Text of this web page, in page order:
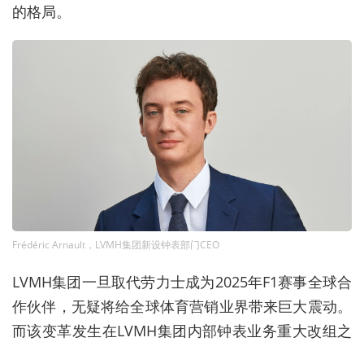
的格局。
Frédéric Arnault，LVMH集团新设钟表部门CEO
LVMH集团一旦取代劳力士成为2025年F1赛事全球合
作伙伴，无疑将给全球体育营销业界带来巨大震动。
而该变革发生在LVMH集团内部钟表业务重大改组之